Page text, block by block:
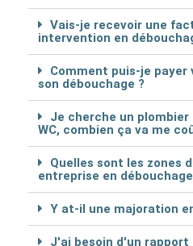
Vais-je recevoir une
intervention en
Comment puis-je
son débouchage ?
Je cherche un
WC, combien ça va me
Quelles sont les zones
entreprise en
Y at-il une majoration
J'ai besoin d'un rapport